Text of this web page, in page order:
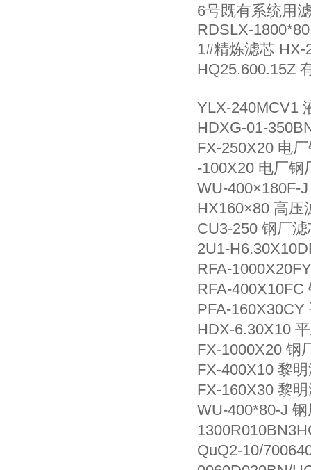
6号既有系统用
RDSLX-1800*80
1#精炼滤芯 HX-
HQ25.600.15Z
YLX-240MCV1
HDXG-01-
FX-250X20 电
-100X20 电厂钢
WU-400×180F-
HX160×80 高压
CU3-250 钢厂滤
2U1-
RFA-
RFA-400X10FC
PFA-
HDX-6.30X10
FX-1000X20 钢
FX-400X10 黎
FX-160X30 黎
WU-400*80-J
QuQ2-10/